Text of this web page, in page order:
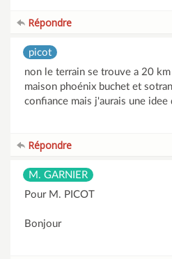
Répondre
picot
non le terrain se trouve a 20
maison phoénix buchet et
confiance mais j'aurais une idee
Répondre
M. GARNIER
Pour M. PICOT
Bonjour